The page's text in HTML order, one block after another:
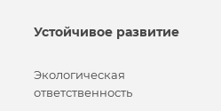
Устойчивое развитие
Экологическая
ответственность